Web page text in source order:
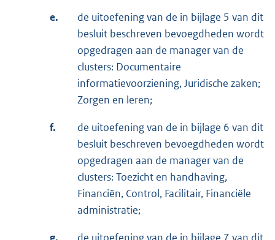
e.
de uitoefening van de in bijlage 5 van dit
besluit beschreven bevoegdheden wordt
opgedragen aan de manager van de
clusters: Documentaire
informatievoorziening, Juridische zaken;
Zorgen en leren;
f.
de uitoefening van de in bijlage 6 van dit
besluit beschreven bevoegdheden wordt
opgedragen aan de manager van de
clusters: Toezicht en handhaving,
Financiën, Control, Facilitair, Financiële
administratie;